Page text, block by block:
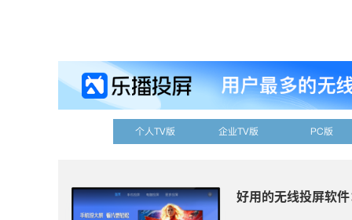
个人TV版 企业TV版 PC版
好用的无线投屏软